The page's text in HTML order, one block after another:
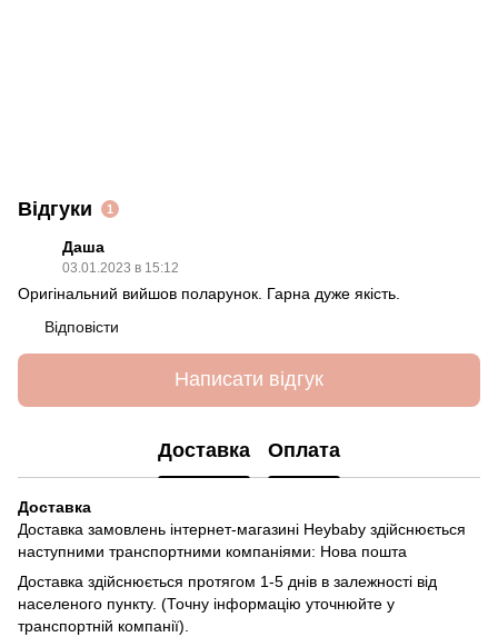
Відгуки 1
Даша
03.01.2023 в 15:12
Оригінальний вийшов поларунок. Гарна дуже якість.
Відповісти
Написати відгук
Доставка Оплата
Доставка
Доставка замовлень інтернет-магазині Heybaby здійснюється
наступними транспортними компаніями: Нова пошта
Доставка здійснюється протягом 1-5 днів в залежності від
населеного пункту. (Точну інформацію уточнюйте у
транспортній компанії).